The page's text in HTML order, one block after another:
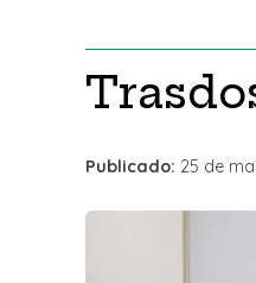
Publicado: 25 de